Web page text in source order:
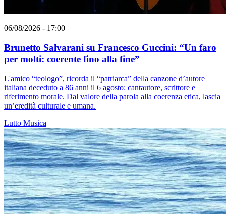
06/08/2026 - 17:00
Brunetto Salvarani su Francesco Guccini: “Un faro
per molti: coerente fino alla fine”
L'amico “teologo”, ricorda il “patriarca” della canzone d’autore
italiana deceduto a 86 anni il 6 agosto: cantautore, scrittore e
riferimento morale. Dal valore della parola alla coerenza etica, lascia
un’eredità culturale e umana.
Lutto Musica